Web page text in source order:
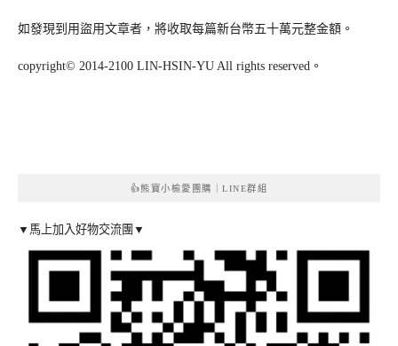
如發現到用盜用文章者，將收取每篇新台幣五十萬元整金額。
copyright© 2014-2100 LIN-HSIN-YU All rights reserved。
👍熊寶小榆愛團購｜LINE群組
▼馬上加入好物交流團▼